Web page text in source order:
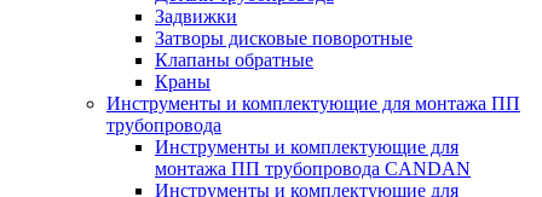
Задвижки
Затворы дисковые поворотные
Клапаны обратные
Краны
Инструменты и комплектующие для монтажа ПП
трубопровода
Инструменты и комплектующие для
монтажа ПП трубопровода CANDAN
Инструменты и комплектующие для